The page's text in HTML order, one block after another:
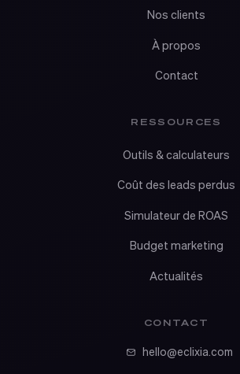
Nos clients
À propos
Contact
RESSOURCES
Outils & calculateurs
Coût des leads perdus
Simulateur de ROAS
Budget marketing
Actualités
CONTACT
hello@eclixia.com